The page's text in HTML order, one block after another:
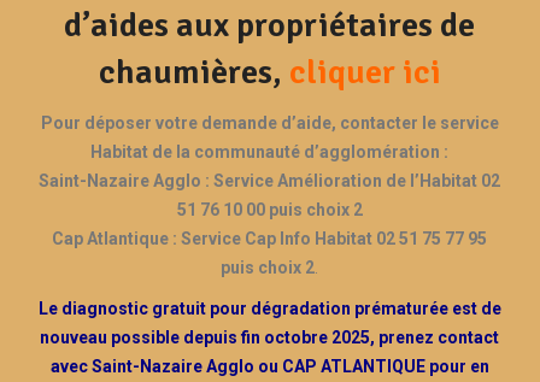
d’aides aux propriétaires de
chaumières, cliquer ici
Pour déposer votre demande d’aide, contacter le service
Habitat de la communauté d’agglomération :
Saint-Nazaire Agglo : Service Amélioration de l’Habitat 02
51 76 10 00 puis choix 2
Cap Atlantique : Service Cap Info Habitat 02 51 75 77 95
puis choix 2
Le diagnostic gratuit pour dégradation prématurée est de
nouveau possible depuis fin octobre 2025, prenez contact
avec Saint-Nazaire Agglo ou CAP ATLANTIQUE pour en